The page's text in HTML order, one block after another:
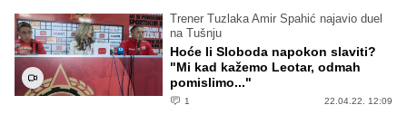
Trener Tuzlaka Amir Spahić najavio duel
na Tušnju
Hoće li Sloboda napokon slaviti?
"Mi kad kažemo Leotar, odmah
pomislimo..."
1 22.04.22. 12:09